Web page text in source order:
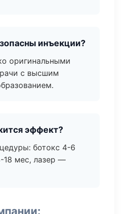
инъекции?
оригинальными
с высшим
эффект?
ботокс 4-6
18 мес, лазер —